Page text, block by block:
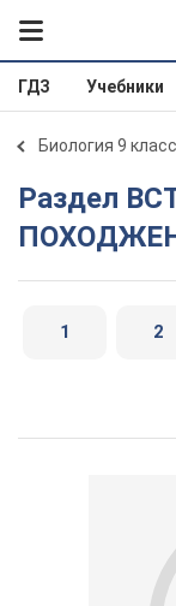
ГДЗ Учебники
Биология 9
Раздел ВСТУП. § 2.
1 2